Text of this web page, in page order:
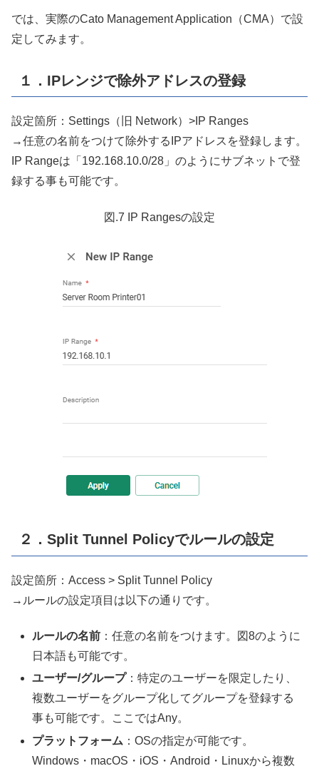
では、実際のCato Management Application（CMA）で設
定してみます。
１．IPレンジで除外アドレスの登録
設定箇所：Settings（旧 Network）>IP Ranges
→任意の名前をつけて除外するIPアドレスを登録します。
IP Rangeは「192.168.10.0/28」のようにサブネットで登
録する事も可能です。
図.7 IP Rangesの設定
２．Split Tunnel Policyでルールの設定
設定箇所：Access > Split Tunnel Policy
→ルールの設定項目は以下の通りです。
ルールの名前 ：任意の名前をつけます。図8のように
日本語も可能です。
ユーザー/グループ：特定のユーザーを限定したり、
複数ユーザーをグループ化してグループを登録する
事も可能です。ここではAny。
プラットフォーム ：OSの指定が可能です。
Windows・macOS・iOS・Android・Linuxから複数